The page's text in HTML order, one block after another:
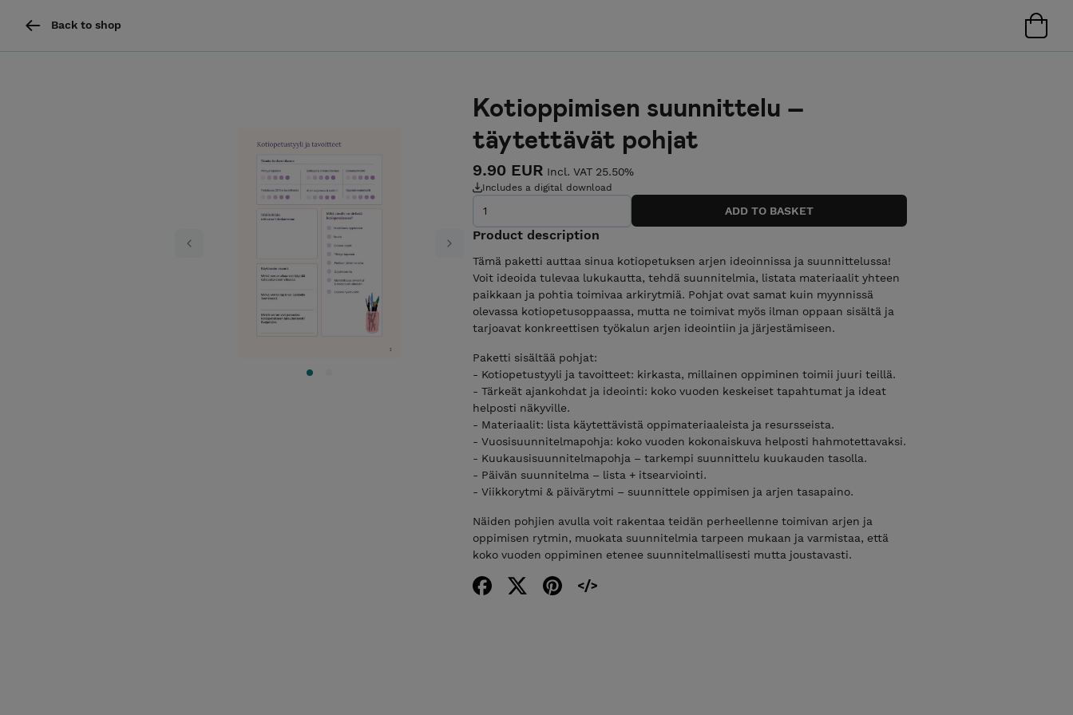
Back to shop
Previous Next
Kotioppimisen suunnittelu –
täytettävät pohjat
9.90 EUR Incl. VAT 25.50%
Includes a digital download
Product description
Tämä paketti auttaa sinua kotiopetuksen arjen ideoinnissa ja suunnittelussa!
Voit ideoida tulevaa lukukautta, tehdä suunnitelmia, listata materiaalit yhteen
paikkaan ja pohtia toimivaa arkirytmiä. Pohjat ovat samat kuin myynnissä
olevassa kotiopetusoppaassa, mutta ne toimivat myös ilman oppaan sisältä ja
tarjoavat konkreettisen työkalun arjen ideointiin ja järjestämiseen.
Paketti sisältää pohjat:
- Kotiopetustyyli ja tavoitteet: kirkasta, millainen oppiminen toimii juuri teillä.
- Tärkeät ajankohdat ja ideointi: koko vuoden keskeiset tapahtumat ja ideat
helposti näkyville.
- Materiaalit: lista käytettävistä oppimateriaaleista ja resursseista.
- Vuosisuunnitelmapohja: koko vuoden kokonaiskuva helposti hahmotettavaksi.
- Kuukausisuunnitelmapohja – tarkempi suunnittelu kuukauden tasolla.
- Päivän suunnitelma – lista + itsearviointi.
- Viikkorytmi & päivärytmi – suunnittele oppimisen ja arjen tasapaino.
Näiden pohjien avulla voit rakentaa teidän perheellenne toimivan arjen ja
oppimisen rytmin, muokata suunnitelmia tarpeen mukaan ja varmistaa, että
koko vuoden oppiminen etenee suunnitelmallisesti mutta joustavasti.